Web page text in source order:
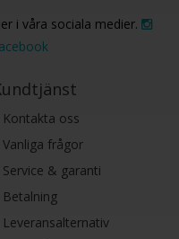
i våra sociala medier.
Kontakta oss
Vanliga frågor
Service & garanti
Betalning
Leveransalternativ